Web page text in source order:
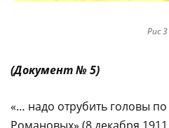
Рис 3
(Документ № 5)
«… надо отрубить головы
Романовых» (8 декабря 1911